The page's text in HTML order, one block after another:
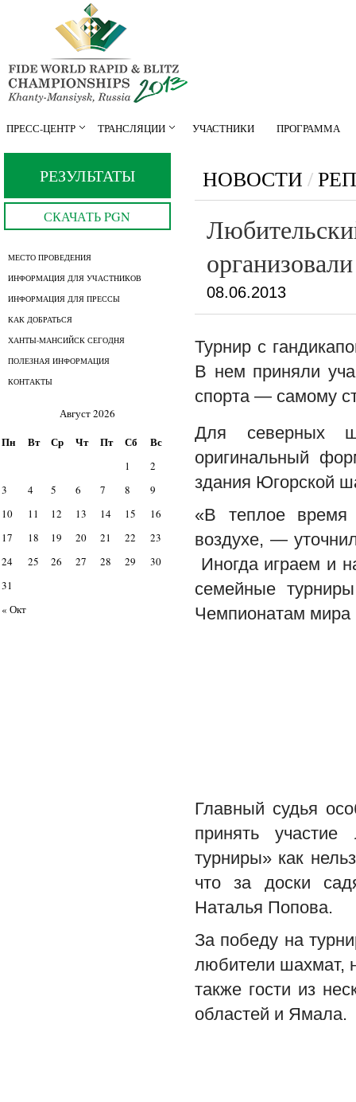
ПРЕСС-ЦЕНТР ТРАНСЛЯЦИИ УЧАСТНИКИ ПРОГРАММА
РЕЗУЛЬТАТЫ
СКАЧАТЬ PGN
МЕСТО ПРОВЕДЕНИЯ
ИНФОРМАЦИЯ ДЛЯ УЧАСТНИКОВ
ИНФОРМАЦИЯ ДЛЯ ПРЕССЫ
КАК ДОБРАТЬСЯ
ХАНТЫ-МАНСИЙСК СЕГОДНЯ
ПОЛЕЗНАЯ ИНФОРМАЦИЯ
КОНТАКТЫ
Август 2026
Пн Вт Ср Чт Пт Сб Вс
« Окт
1
2
3
4 5 6 7 8
9
10
11 12 13 14 15
16
17
18 19 20 21 22
23
24
25 26 27 28 29
30
31
НОВОСТИ /
08.06.2013
Турнир с
В нем приняли
спорта — самому
Для северных
оригинальный
здания Югорской
«В теплое
воздухе, —
Иногда играем и
семейные
Чемпионатам
Главный судья
принять
турниры» как
что за доски
Наталья Попова.
За победу на
любители шахмат,
также гости из
областей и Ямала.